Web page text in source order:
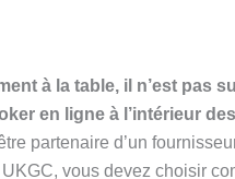
à la table, il n’est pas
en ligne à l’intérieur
partenaire d’un
vous devez choisir